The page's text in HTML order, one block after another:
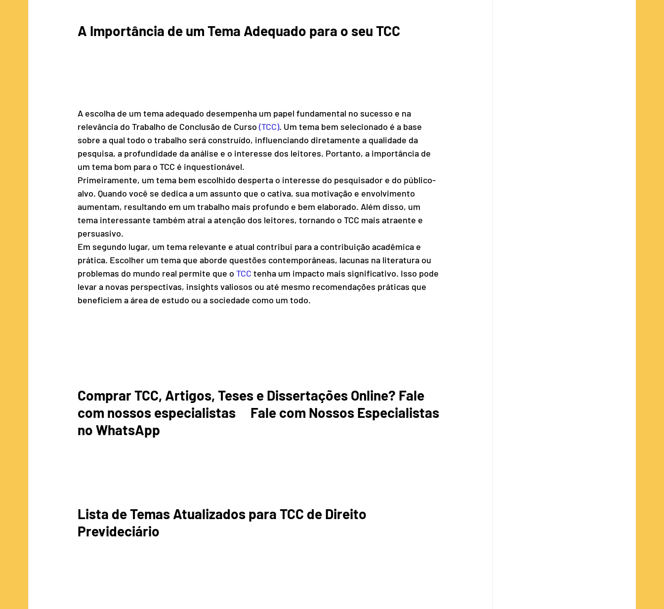
A Importância de um Tema Adequado para o seu TCC
A escolha de um tema adequado desempenha um papel fundamental no sucesso e na
relevância do Trabalho de Conclusão de Curso (TCC). Um tema bem selecionado é a base
sobre a qual todo o trabalho será construído, influenciando diretamente a qualidade da
pesquisa, a profundidade da análise e o interesse dos leitores. Portanto, a importância de
um tema bom para o TCC é inquestionável.
Primeiramente, um tema bem escolhido desperta o interesse do pesquisador e do público-
alvo. Quando você se dedica a um assunto que o cativa, sua motivação e envolvimento
aumentam, resultando em um trabalho mais profundo e bem elaborado. Além disso, um
tema interessante também atrai a atenção dos leitores, tornando o TCC mais atraente e
persuasivo.
Em segundo lugar, um tema relevante e atual contribui para a contribuição acadêmica e
prática. Escolher um tema que aborde questões contemporâneas, lacunas na literatura ou
problemas do mundo real permite que o TCC tenha um impacto mais significativo. Isso pode
levar a novas perspectivas, insights valiosos ou até mesmo recomendações práticas que
beneficiem a área de estudo ou a sociedade como um todo.
Comprar TCC, Artigos, Teses e Dissertações Online? Fale
com nossos especialistas     Fale com Nossos Especialistas
no WhatsApp
Lista de Temas Atualizados para TCC de Direito
Prevideciário